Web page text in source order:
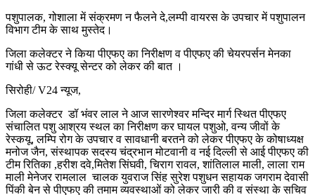
पशुपालक, गोशाला में संक्रमण न फैलने दे,लम्पी वायरस के उपचार में पशुपालन
विभाग टीम के साथ मुस्तेद।
जिला कलेक्टर ने किया पीएफए का निरीक्षण व पीएफए की चेयरपर्सन मेनका
गांधी से ऊट रेस्क्यू सेन्टर को लेकर की बात ।
सिरोही/ V24 न्यूज,
जिला कलेक्टर डॉ भंवर लाल ने आज सारणेश्वर मन्दिर मार्ग स्थित पीएफए
संचालित पशु आश्रय स्थल का निरीक्षण कर घायल पशुओ, वन्य जीवों के
रेस्कयू, लम्पि रोग के उपचार व सावधानी बरतने को लेकर पीएफए के कोषाध्यक्ष
मनोज जैन, संस्थापक सदस्य चंद्रभान मोटवानी व नई दिल्ली से आई पीएफए की
टीम रितिका ,हरीश दवे,मितेश सिंघवी, चिराग रावल, शांतिलाल माली, लाला राम
माली मेनेजर रामलाल चालक युवराज सिंह सुरेश पशुधन सहायक जगराम देवासी
पिंकी बेन से पीएफए की तमाम व्यवस्थाओं को लेकर जारी की व संस्था के सचिव